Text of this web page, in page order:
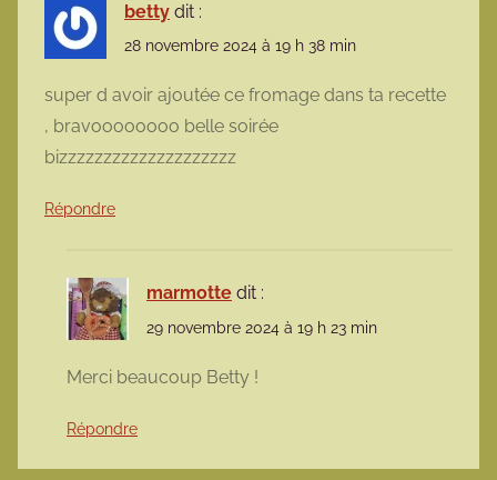
betty dit :
28 novembre 2024 à 19 h 38 min
super d avoir ajoutée ce fromage dans ta recette
, bravoooooooo belle soirée
bizzzzzzzzzzzzzzzzzzzz
Répondre
marmotte dit :
29 novembre 2024 à 19 h 23 min
Merci beaucoup Betty !
Répondre